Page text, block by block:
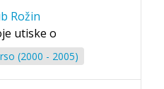
Rožin
utiske o
(2000 - 2005)